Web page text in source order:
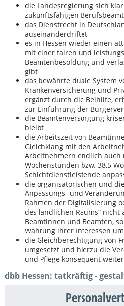
die Landesregierung sich
zukunftsfähigen
das Dienstrecht in
auseinanderdriftet
es in Hessen wieder einen
mit einer fairen und
Beamtenbesoldung und
gibt
das bewährte duale System
Krankenversicherung und
ergänzt durch die Beihilfe,
zur Einführung der
die Beamtenversorgung
bleibt
die Arbeitszeit von
Gleichklang mit den
Arbeitnehmern endlich auch
Wochenstunden bzw. 38,5
Schichtdienstleistende
die organisatorischen und
Anpassungs- und
Rahmen der Digitalisierung
des ländlichen Raums“ nicht
Beamtinnen und Beamten,
Wahrung ihrer Interessen
die Gleichberechtigung von
umgesetzt und hierzu die
und Pflege konsequent
dbb Hessen: tatkräftig -